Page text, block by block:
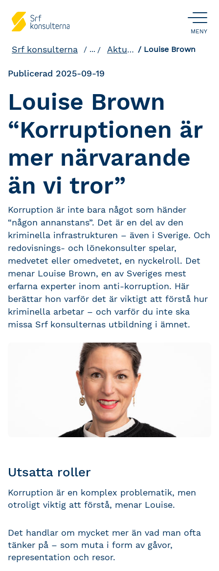
ÖPPNA
MENY
Srf konsulterna ... Aktuellt och påverkan Louise Brown
Publicerad 2025-09-19
Louise Brown
“Korruptionen är
mer närvarande
än vi tror”
Korruption är inte bara något som händer
“någon annanstans”. Det är en del av den
kriminella infrastrukturen – även i Sverige. Och
redovisnings- och lönekonsulter spelar,
medvetet eller omedvetet, en nyckelroll. Det
menar Louise Brown, en av Sveriges mest
erfarna experter inom anti-korruption. Här
berättar hon varför det är viktigt att förstå hur
kriminella arbetar – och varför du inte ska
missa Srf konsulternas utbildning i ämnet.
Utsatta roller
Korruption är en komplex problematik, men
otroligt viktig att förstå, menar Louise.
Det handlar om mycket mer än vad man ofta
tänker på – som muta i form av gåvor,
representation och resor.